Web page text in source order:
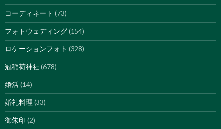
コーディネート (73)
フォトウェディング(154)
ロケーションフォト (328)
冠稲荷神社 (678)
婚活(14)
婚礼料理 (33)
御朱印 (2)